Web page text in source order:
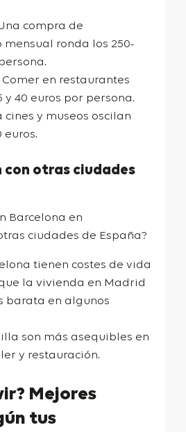
compra de
ronda los 250-
Comer en restaurantes
y 40 euros por persona.
cines y museos oscilan
euros.
con otras ciudades
Barcelona en
ciudades de España?
tienen costes de vida
la vivienda en Madrid
barata en algunos
son más asequibles en
y restauración.
Mejores
tus